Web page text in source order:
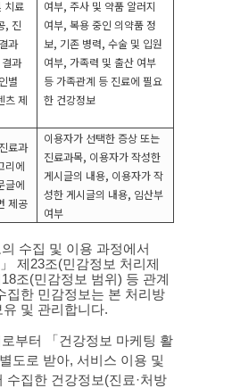
치료
, 진
과
과
별
츠 제
여부,주사 및 약품 알러지
여부,복용 중인 의약품 정
보,기존 병력,수술 및 입원
여부, 가족력 및 출산 여부
등 가족관계 등 진료에 필요
한 건강정보
료과
리에
글에
제공
이용자가 선택한 증상 또는
진료과목, 이용자가 작성한
게시글의 내용, 이용자가 작
성한 게시글의 내용, 임산부
여부
수집 및 이용 과정에서
제 23조(민감정보 처리제
18조(민감정보 범위) 등 관계
집한 민감정보는 본 처리방
및 관리합니다.
부터 「건강정보 마케팅 활
도로 받아,서비스 이용 및
수집한 건강정보(진료·처방